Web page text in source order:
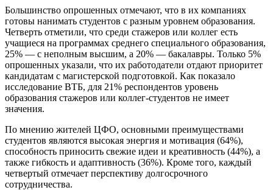
Большинство опрошенных отмечают, что в их компаниях
готовы нанимать студентов с разным уровнем образования.
Четверть отметили, что среди стажеров или коллег есть
учащиеся на программах среднего специального образования,
25% — с неполным высшим, а 20% — бакалавры. Только 5%
опрошенных указали, что их работодатели отдают приоритет
кандидатам с магистерской подготовкой. Как показало
исследование ВТБ, для 21% респондентов уровень
образования стажеров или коллег-студентов не имеет
значения.
По мнению жителей ЦФО, основными преимуществами
студентов являются высокая энергия и мотивация (64%),
способность приносить свежие идеи и креативность (44%), а
также гибкость и адаптивность (36%). Кроме того, каждый
четвертый отмечает перспективу долгосрочного
сотрудничества.